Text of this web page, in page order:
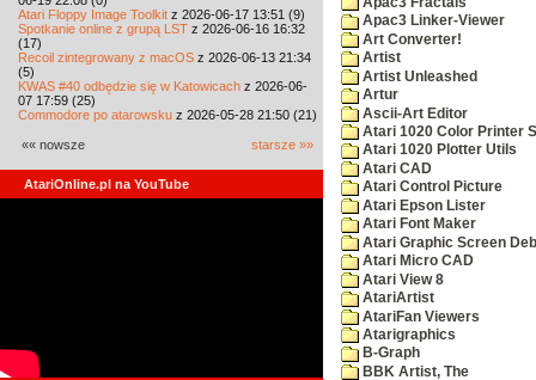
Atari Floppy Image Toolkit z 2026-06-17 13:51 (9)
Spotkanie online z grupą LST z 2026-06-16 16:32
(17)
Recoil zintegrowany z macOS z 2026-06-13 21:34
(5)
KWAS #40 odbędzie się w Katowicach z 2026-06-
07 17:59 (25)
Commodore po atarowsku z 2026-05-28 21:50 (21)
«« nowsze starsze »»
AtariOnline.pl na YouTube
Apac3 Linker-Viewer
Art Converter!
Artist
Artist Unleashed
Artur
Ascii-Art Editor
Atari 1020 Color Printer
Atari 1020 Plotter Utils
Atari CAD
Atari Control Picture
Atari Epson Lister
Atari Font Maker
Atari Graphic Screen
Atari Micro CAD
Atari View 8
AtariArtist
AtariFan Viewers
Atarigraphics
B-Graph
BBK Artist, The